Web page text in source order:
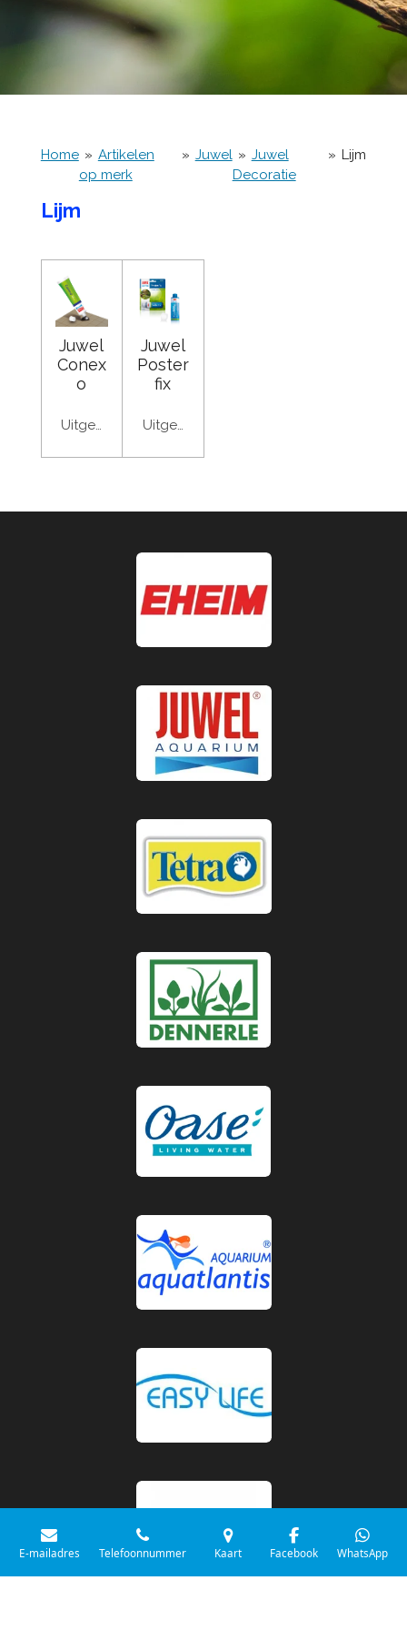
Home » Artikelen
op merk
» Juwel » Juwel
Decoratie
» Lijm
Lijm
Juwel
Conex
o
Uitgeschakeld
Juwel
Poster
fix
Uitgeschakeld
E-mailadres Telefoonnummer Kaart Facebook WhatsApp